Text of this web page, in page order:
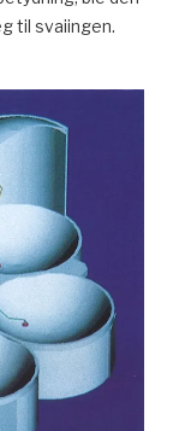
til svaiingen.